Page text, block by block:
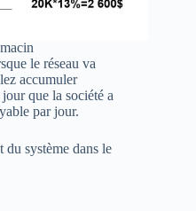
le réseau va
accumuler
que la société a
par jour.
système dans le